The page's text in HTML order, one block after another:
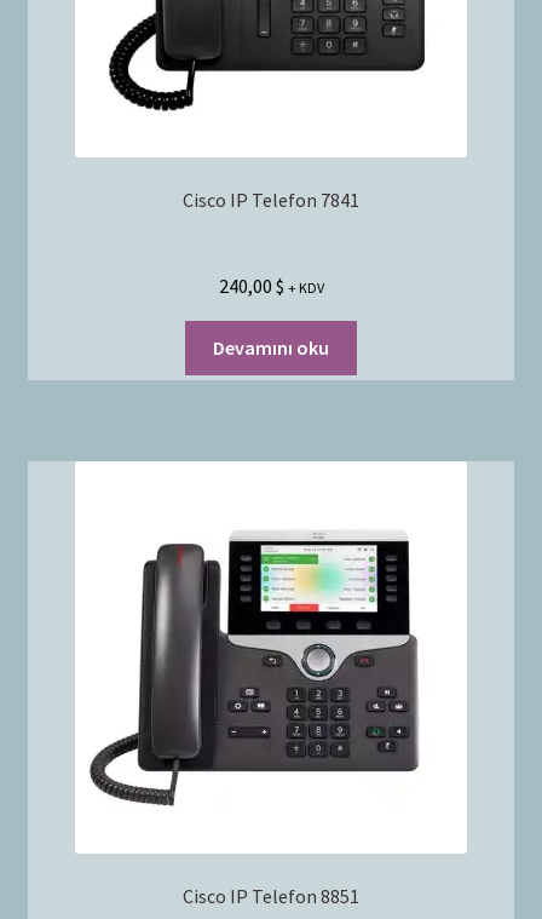
Cisco IP Telefon 7841
240,00 $ + KDV
Devamını oku
Cisco IP Telefon 8851